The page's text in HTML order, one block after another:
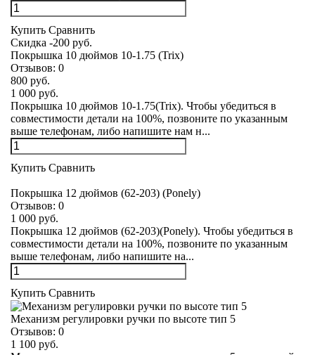
Купить Сравнить
Скидка -200 руб.
Покрышка 10 дюймов 10-1.75 (Trix)
Отзывов: 0
800 руб.
1 000 руб.
Покрышка 10 дюймов 10-1.75(Trix). Чтобы убедиться в
совместимости детали на 100%, позвоните по указанным
выше телефонам, либо напишите нам н...
Купить Сравнить
Покрышка 12 дюймов (62-203) (Ponely)
Отзывов: 0
1 000 руб.
Покрышка 12 дюймов (62-203)(Ponely). Чтобы убедиться в
совместимости детали на 100%, позвоните по указанным
выше телефонам, либо напишите на...
Купить Сравнить
Механизм регулировки ручки по высоте тип 5
Отзывов: 0
1 100 руб.